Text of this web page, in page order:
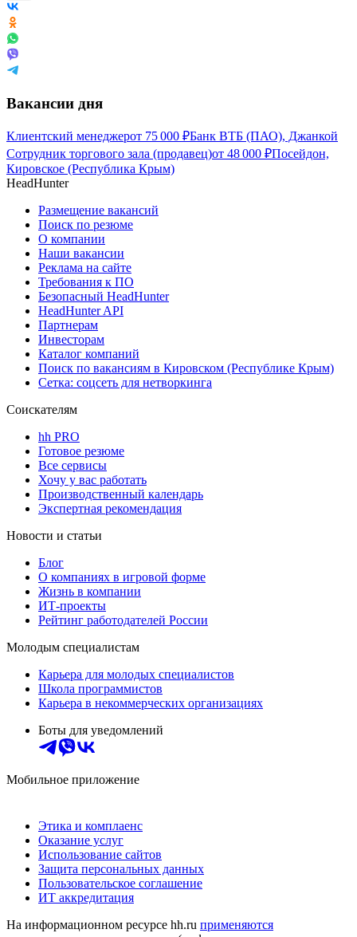
Вакансии дня
Клиентский менеджерот 75 000 ₽Банк ВТБ (ПАО), Джанкой
Сотрудник торгового зала (продавец)от 48 000 ₽Посейдон,
Кировское (Республика Крым)
HeadHunter
Размещение вакансий
Поиск по резюме
О компании
Наши вакансии
Реклама на сайте
Требования к ПО
Безопасный HeadHunter
HeadHunter API
Партнерам
Инвесторам
Каталог компаний
Поиск по вакансиям в Кировском (Республике Крым)
Сетка: соцсеть для нетворкинга
Соискателям
hh PRO
Готовое резюме
Все сервисы
Хочу у вас работать
Производственный календарь
Экспертная рекомендация
Новости и статьи
Блог
О компаниях в игровой форме
Жизнь в компании
ИТ-проекты
Рейтинг работодателей России
Молодым специалистам
Карьера для молодых специалистов
Школа программистов
Карьера в некоммерческих организациях
Боты для уведомлений
Мобильное приложение
Этика и комплаенс
Оказание услуг
Использование сайтов
Защита персональных данных
Пользовательское соглашение
ИТ аккредитация
На информационном ресурсе hh.ru применяются